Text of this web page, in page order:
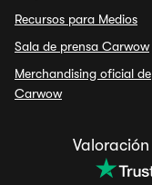
Recursos para Medios
Sala de prensa Carwow
Merchandising oficial de
Carwow
Valoración